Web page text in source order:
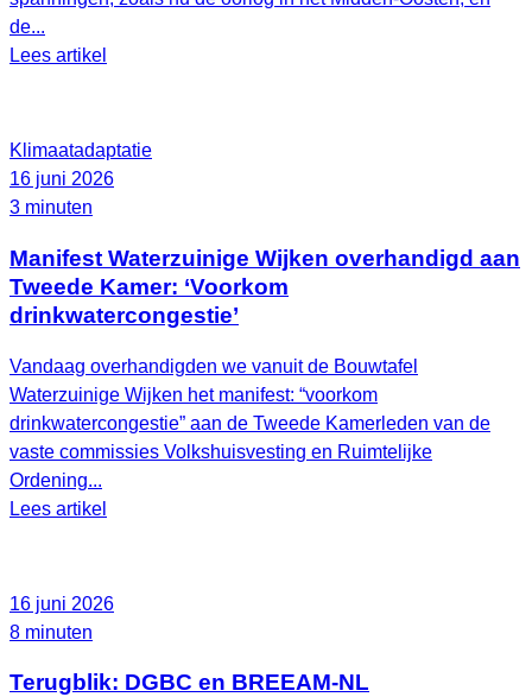
de...
Lees artikel
Klimaatadaptatie
16 juni 2026
3 minuten
Manifest Waterzuinige Wijken overhandigd aan
Tweede Kamer: ‘Voorkom
drinkwatercongestie’
Vandaag overhandigden we vanuit de Bouwtafel
Waterzuinige Wijken het manifest: “voorkom
drinkwatercongestie” aan de Tweede Kamerleden van de
vaste commissies Volkshuisvesting en Ruimtelijke
Ordening...
Lees artikel
16 juni 2026
8 minuten
Terugblik: DGBC en BREEAM-NL